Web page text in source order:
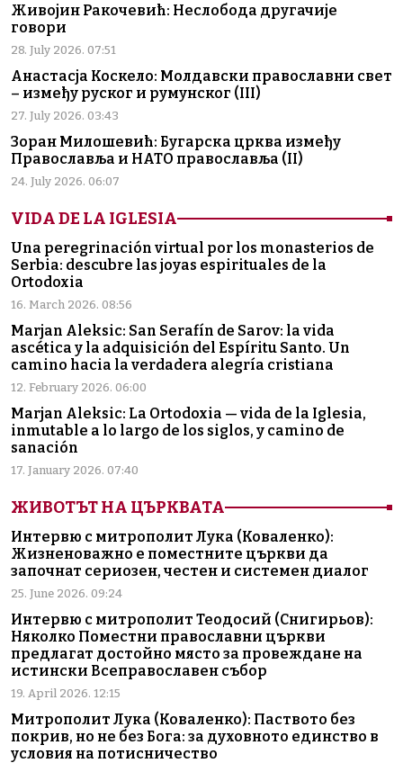
Живојин Ракочевић: Неслобода другачије
говори
28. July 2026. 07:51
Анастасја Коскело: Молдавски православни свет
– између руског и румунског (III)
27. July 2026. 03:43
Зоран Милошевић: Бугарска црква између
Православља и НАТО православља (II)
24. July 2026. 06:07
VIDA DE LA IGLESIA
Una peregrinación virtual por los monasterios de
Serbia: descubre las joyas espirituales de la
Ortodoxia
16. March 2026. 08:56
Marjan Aleksic: San Serafín de Sarov: la vida
ascética y la adquisición del Espíritu Santo. Un
camino hacia la verdadera alegría cristiana
12. February 2026. 06:00
Marjan Aleksic: La Ortodoxia — vida de la Iglesia,
inmutable a lo largo de los siglos, y camino de
sanación
17. January 2026. 07:40
ЖИВОТЪТ НА ЦЪРКВАТА
Интервю с митрополит Лука (Коваленко):
Жизненоважно е поместните църкви да
започнат сериозен, честен и системен диалог
25. June 2026. 09:24
Интервю с митрополит Теодосий (Снигирьов):
Няколко Поместни православни църкви
предлагат достойно място за провеждане на
истински Всеправославен събор
19. April 2026. 12:15
Митрополит Лука (Коваленко): Паството без
покрив, но не без Бога: за духовното единство в
условия на потисничество